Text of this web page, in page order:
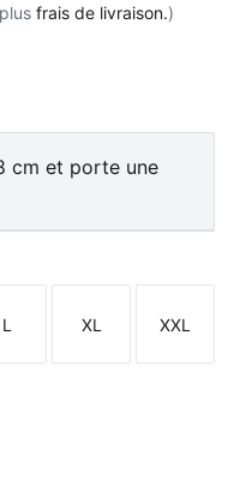
frais de livraison.)
cm et porte une
Taille
L
Taille
XL
Taille
XXL